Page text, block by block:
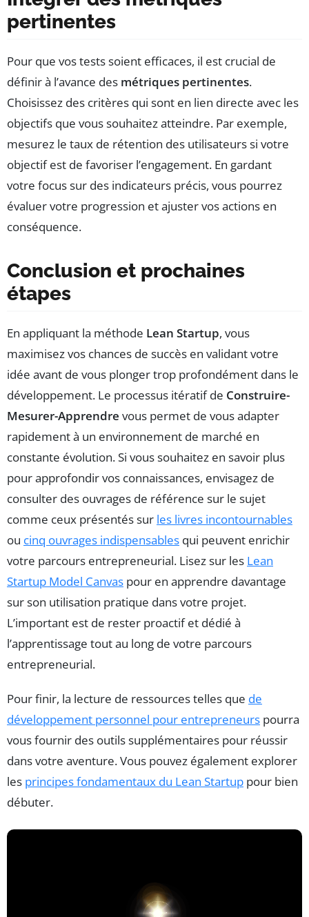
pertinentes
Pour que vos tests soient efficaces, il est crucial de
définir à l’avance des métriques pertinentes.
Choisissez des critères qui sont en lien directe avec les
objectifs que vous souhaitez atteindre. Par exemple,
mesurez le taux de rétention des utilisateurs si votre
objectif est de favoriser l’engagement. En gardant
votre focus sur des indicateurs précis, vous pourrez
évaluer votre progression et ajuster vos actions en
conséquence.
Conclusion et prochaines
étapes
En appliquant la méthode Lean Startup, vous
maximisez vos chances de succès en validant votre
idée avant de vous plonger trop profondément dans le
développement. Le processus itératif de Construire-
Mesurer-Apprendre vous permet de vous adapter
rapidement à un environnement de marché en
constante évolution. Si vous souhaitez en savoir plus
pour approfondir vos connaissances, envisagez de
consulter des ouvrages de référence sur le sujet
comme ceux présentés sur les livres incontournables
ou cinq ouvrages indispensables qui peuvent enrichir
votre parcours entrepreneurial. Lisez sur les Lean
Startup Model Canvas pour en apprendre davantage
sur son utilisation pratique dans votre projet.
L’important est de rester proactif et dédié à
l’apprentissage tout au long de votre parcours
entrepreneurial.
Pour finir, la lecture de ressources telles que de
développement personnel pour entrepreneurs pourra
vous fournir des outils supplémentaires pour réussir
dans votre aventure. Vous pouvez également explorer
les principes fondamentaux du Lean Startup pour bien
débuter.